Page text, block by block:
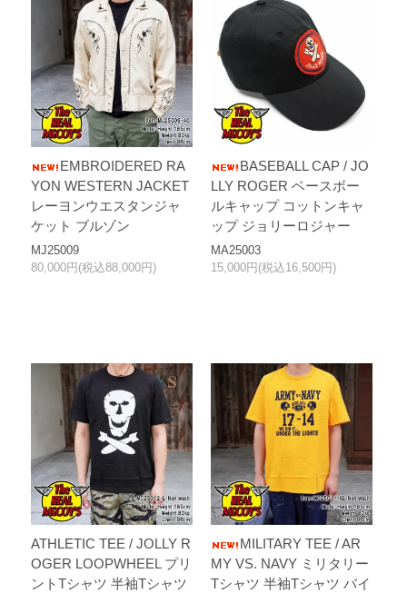
EMBROIDERED RA
YON WESTERN JACKET
レーヨンウエスタンジャ
ケット ブルゾン
MJ25009
80,000円(税込88,000円)
BASEBALL CAP / JO
LLY ROGER ベースボー
ルキャップ コットンキャ
ップ ジョリーロジャー
MA25003
15,000円(税込16,500円)
ATHLETIC TEE / JOLLY R
OGER LOOPWHEEL プリ
ントTシャツ 半袖Tシャツ
MILITARY TEE / AR
MY VS. NAVY ミリタリー
Tシャツ 半袖Tシャツ バイ